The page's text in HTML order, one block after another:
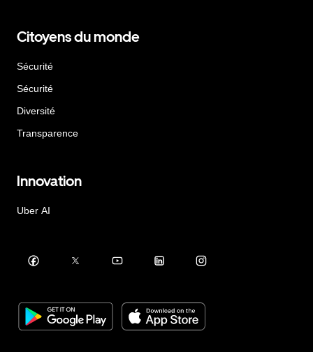
Citoyens du monde
Sécurité
Sécurité
Diversité
Transparence
Innovation
Uber AI